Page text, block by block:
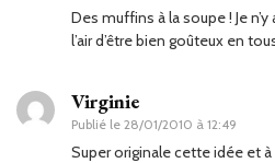
Des muffins à la soupe ! Je
l’air d’être bien goûteux en
Virginie
Publié le 28/01/2010 à 12:49
Super originale cette idée et à